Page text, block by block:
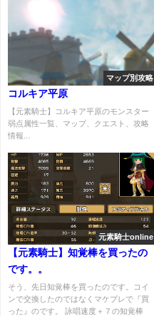
マップ別攻略
コルキア平原
【元素騎士】コルキア平原のモンスター
弱点属性一覧、マップ、クエスト、攻略
情報...
元素騎士online
【元素騎士】知覚棒を買ったの
です。。
そう、先日知覚棒を買ったのです。コイ
ンで交換したのではなくマケプレで『買
った』のです。 詠唱速度＋７の知覚棒